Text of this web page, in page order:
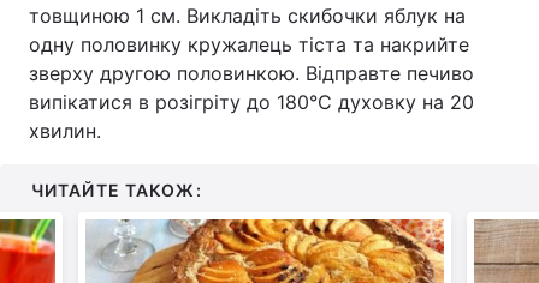
товщиною 1 см. Викладіть скибочки яблук на
одну половинку кружалець тіста та накрийте
зверху другою половинкою. Відправте печиво
випікатися в розігріту до 180°С духовку на 20
хвилин.
ЧИТАЙТЕ ТАКОЖ: